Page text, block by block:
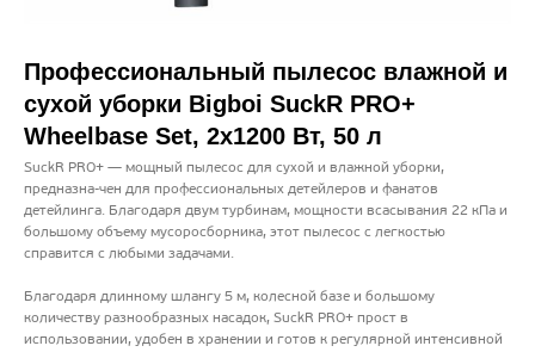
Профессиональный пылесос влажной и
сухой уборки Bigboi SuckR PRO+
Wheelbase Set, 2x1200 Вт, 50 л
SuckR PRO+ — мощный пылесос для сухой и влажной уборки,
предназна-чен для профессиональных детейлеров и фанатов
детейлинга. Благодаря двум турбинам, мощности всасывания 22 кПа и
большому объему мусоросборника, этот пылесос с легкостью
справится с любыми задачами.
Благодаря длинному шлангу 5 м, колесной базе и большому
количеству разнообразных насадок, SuckR PRO+ прост в
использовании, удобен в хранении и готов к регулярной интенсивной